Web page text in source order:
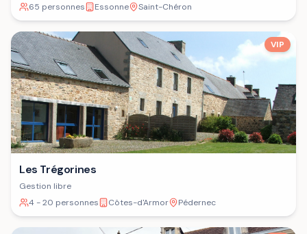
65 personnes
Essonne Saint-Chéron
VIP
Les Trégorines
Gestion libre
4 - 20 personnes
Côtes-d'Armor Pédernec